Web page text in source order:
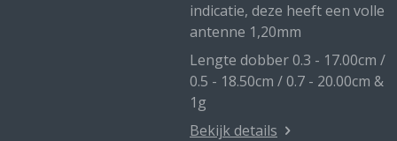
indicatie, deze heeft een volle
antenne 1,20mm
Lengte dobber 0.3 - 17.00cm /
0.5 - 18.50cm / 0.7 - 20.00cm &
1g
Bekijk details